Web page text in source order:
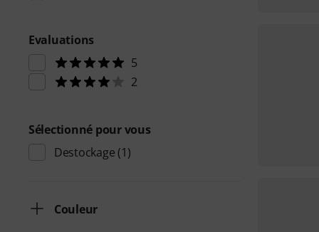
Evaluations
5
2
Sélectionné pour vous
Destockage (1)
Couleur